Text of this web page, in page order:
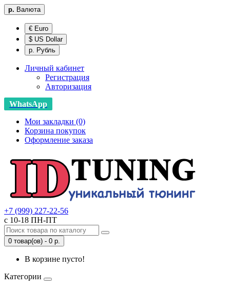
р. Валюта
€ Euro
$ US Dollar
р. Рубль
Личный кабинет
Регистрация
Авторизация
WhatsApp
Мои закладки (0)
Корзина покупок
Оформление заказа
+7 (999) 227-22-56
с 10-18 ПН-ПТ
0 товар(ов) - 0 р.
В корзине пусто!
Категории